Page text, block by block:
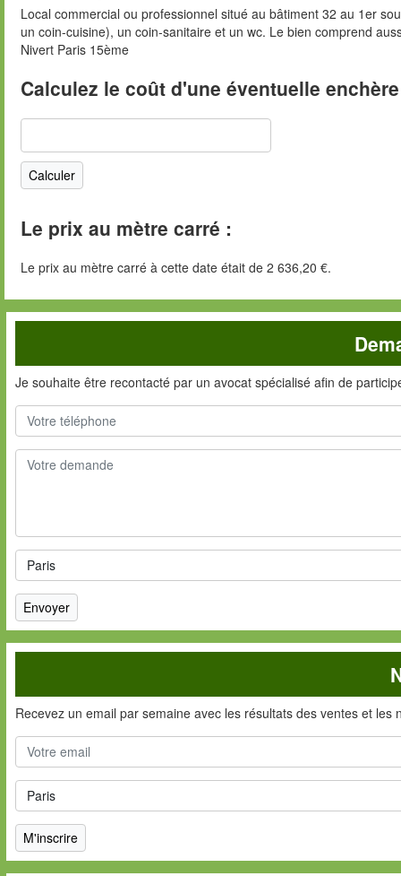
Local commercial ou professionnel situé au bâtiment 32 au 1er
un coin-cuisine), un coin-sanitaire et un wc. Le bien comprend
Nivert Paris 15ème
Calculez le coût d'une éventuelle
Le prix au mètre carré :
Le prix au mètre carré à cette date était de 2 636,20 €.
Je souhaite être recontacté par un avocat spécialisé afin de
Recevez un email par semaine avec les résultats des ventes et